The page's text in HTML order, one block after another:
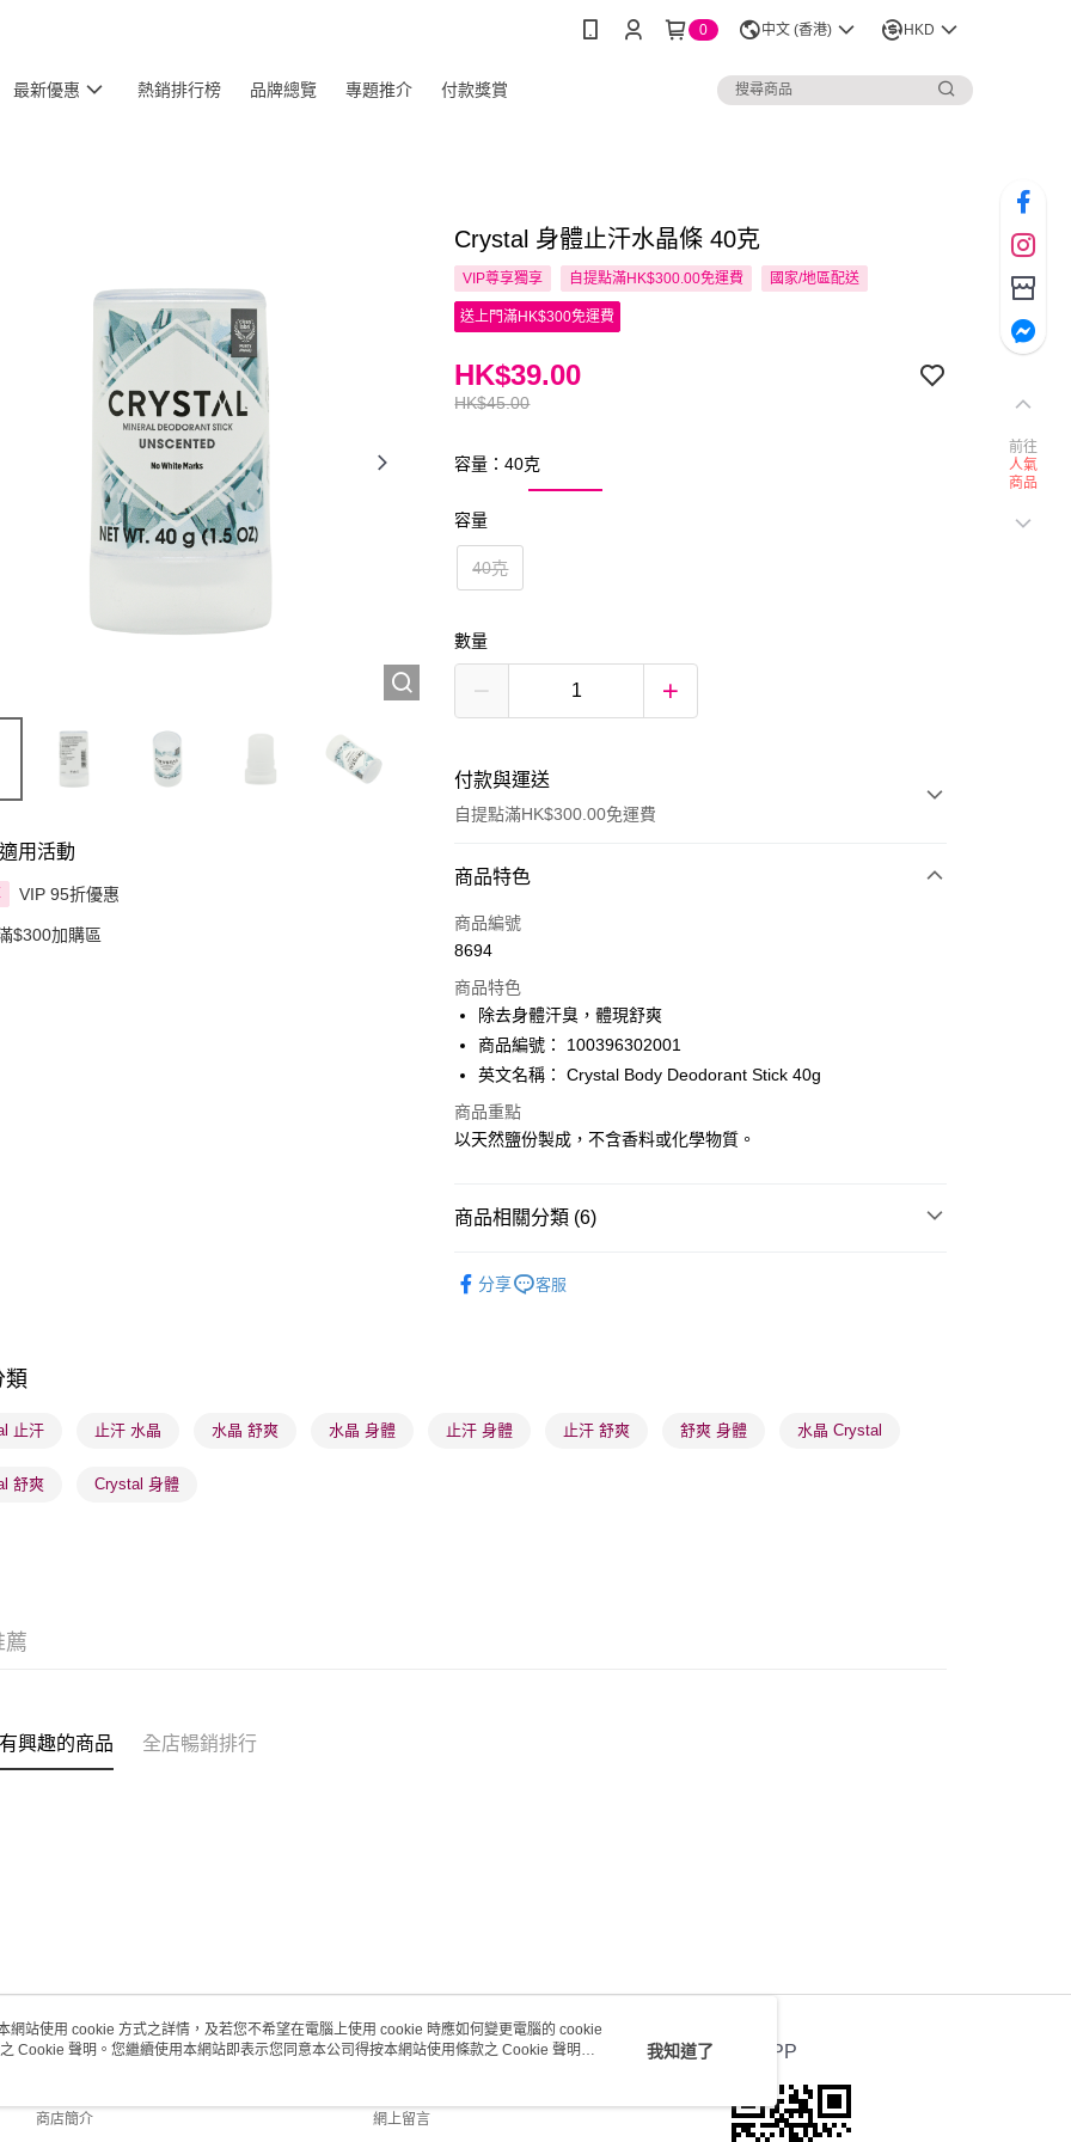
0 中文 (香港) HKD
最新優惠 熱銷排行榜 品牌總覽 專題推介 付款獎賞
用活動
VIP 95折優惠
$300加購區
Crystal 身體止汗水晶條 40克
VIP尊享獨享 自提點滿HK$300.00免運費 國家/地區配送
送上門滿HK$300免運費
HK$45.00
HK$39.00
容量：40克
容量
40克
數量
付款與運送
自提點滿HK$300.00免運費
付款方式
信用卡
AlipayHK
PayMe
BoC Pay
送貨方式
每筆HK$65.00，滿HK$300.00或以上免運費
商品特色
商品編號
8694
商品特色
除去身體汗臭，體現舒爽
商品編號： 100396302001
英文名稱： Crystal Body Deodorant Stick 40g
商品重點
以天然鹽份製成，不含香料或化學物質。
商品相關分類 (6)
莎莎獨家品牌✨ 最新上線
分享 客服
類
止汗 止汗 水晶 水晶 舒爽 水晶 身體 止汗 身體 止汗 舒爽 舒爽 身體 水晶 Crystal
舒爽 Crystal 身體
薦
興趣的商品 全店暢銷排行
關於我們
商店簡介
客戶服務
網上留言
官方APP
前往
人氣
商品
網站使用 cookie 方式之詳情，及若您不希望在電腦上使用 cookie 時應如何變更電腦的 cookie
之 Cookie 聲明。您繼續使用本網站即表示您同意本公司得按本網站使用條款之 Cookie 聲明使
我知道了